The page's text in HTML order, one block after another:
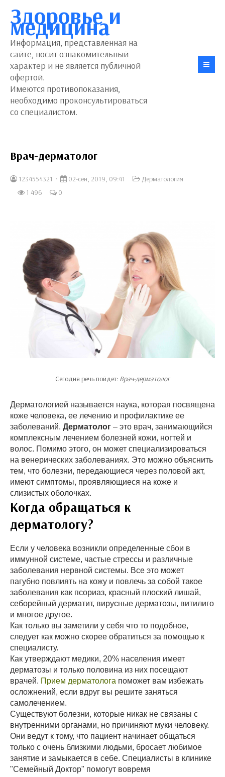
Здоровье и
медицина
Информация, представленная на
сайте, носит ознакомительный
характер и не является публичной
офертой.
Имеются противопоказания,
необходимо проконсультироваться
со специалистом.
Врач-дерматолог
1234554321 02-сен, 2019, 09:41
Дерматология
1 496
0
Сегодня речь пойдет: Врач-дерматолог
Дерматологией называется наука, которая посвящена
коже человека, ее лечению и профилактике ее
заболеваний. Дерматолог – это врач, занимающийся
комплексным лечением болезней кожи, ногтей и
волос. Помимо этого, он может специализироваться
на венерических заболеваниях. Это можно объяснить
тем, что болезни, передающиеся через половой акт,
имеют симптомы, проявляющиеся на коже и
слизистых оболочках.
Когда обращаться к
дерматологу?
Если у человека возникли определенные сбои в
иммунной системе, частые стрессы и различные
заболевания нервной системы. Все это может
пагубно повлиять на кожу и повлечь за собой такое
заболевания как псориаз, красный плоский лишай,
себорейный дерматит, вирусные дерматозы, витилиго
и многое другое.
Как только вы заметили у себя что то подобное,
следует как можно скорее обратиться за помощью к
специалисту.
Как утверждают медики, 20% населения имеет
дерматозы и только половина из них посещают
врачей. Прием дерматолога поможет вам избежать
осложнений, если вдруг вы решите заняться
самолечением.
Существуют болезни, которые никак не связаны с
внутренними органами, но причиняют муки человеку.
Они ведут к тому, что пациент начинает общаться
только с очень близкими людьми, бросает любимое
занятие и замыкается в себе. Специалисты в клинике
"Семейный Доктор" помогут вовремя